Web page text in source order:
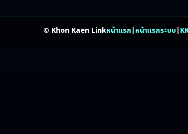
© Khon Kaen Linkหน้าแรก|หน้าแรกระบบ|